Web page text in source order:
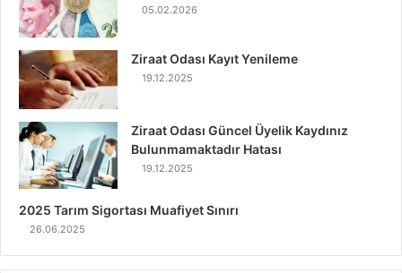
05.02.2026
Ziraat Odası Kayıt Yenileme
19.12.2025
Ziraat Odası Güncel Üyelik Kaydınız
Bulunmamaktadır Hatası
19.12.2025
2025 Tarım Sigortası Muafiyet Sınırı
26.06.2025